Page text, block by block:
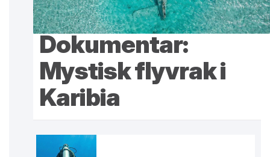
Dokumentar:
Mystisk flyvrak i
Karibia